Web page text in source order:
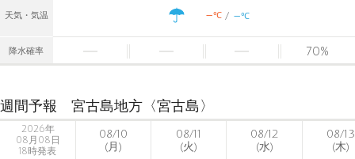
天気・気温 -℃ -℃
降水確率 70%
週間予報 宮古島地方〈宮古島〉
2026年
08月08日
18時発表
08/10
(月)
08/11
(火)
08/12
(水)
08/13
(木)